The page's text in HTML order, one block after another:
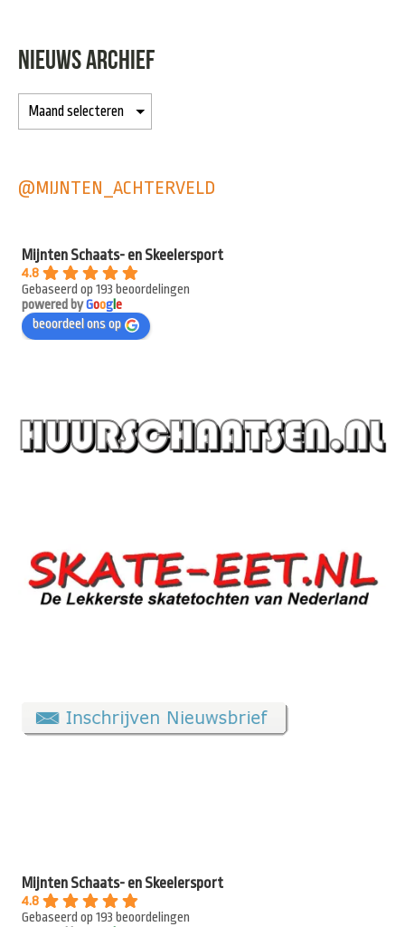
NIEUWS ARCHIEF
@MIJNTEN_ACHTERVELD
Mijnten Schaats- en Skeelersport
4.8
Gebaseerd op 193 beoordelingen
powered byGoogle
beoordeel ons op
Mijnten Schaats- en Skeelersport
4.8
Gebaseerd op 193 beoordelingen